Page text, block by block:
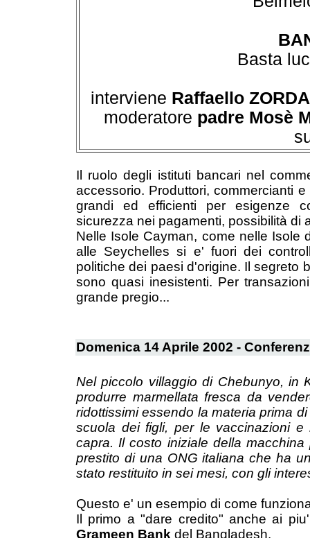
Basta
interviene Raffaello
moderatore padre Mosè
Il ruolo degli istituti bancari nel
accessorio. Produttori, commercianti
grandi ed efficienti per esigenze
sicurezza nei pagamenti, possibilità di
Nelle Isole Cayman, come nelle Isole
alle Seychelles si e' fuori dei
politiche dei paesi d'origine. Il segreto
sono quasi inesistenti. Per
grande pregio...
Domenica 14 Aprile 2002 -
Nel piccolo villaggio di Chebunyo, in
produrre marmellata fresca da
ridottissimi essendo la materia prima
scuola dei figli, per le vaccinazioni
capra. Il costo iniziale della
prestito di una ONG italiana che ha
stato restituito in sei mesi, con gli
Questo e' un esempio di come
Il primo a "dare credito" anche ai
Grameen Bank del Bangladesh.